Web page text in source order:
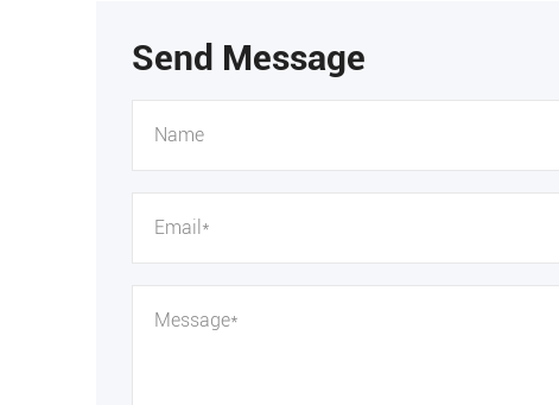
Send Message